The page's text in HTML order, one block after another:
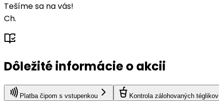
Tešíme sa na vás!
Ch.
Dôležité informácie o akcii
Platba čipom s vstupenkou Kontrola zálohovaných téglikov